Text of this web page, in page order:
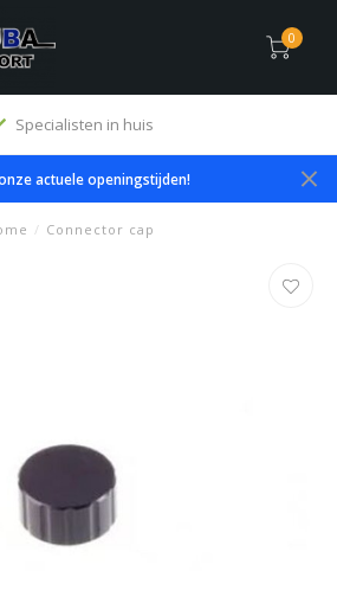
0
Specialisten in huis
actuele openingstijden!
/ Connector cap